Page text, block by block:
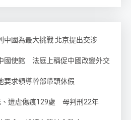
中國為最大挑戰 北京提出交涉
國使館 法庭上稱促中國改變外交
求領導幹部帶頭休假
、遭虐傷痕129處 母判刑22年